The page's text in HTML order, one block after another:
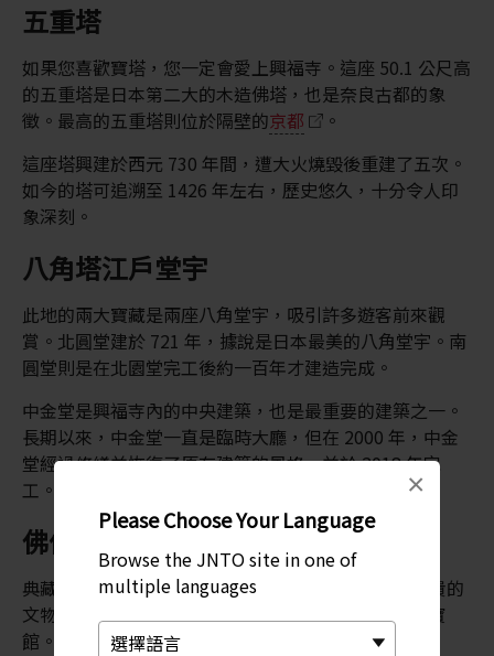
Please Choose Your Language
Browse the JNTO site in one of
multiple languages
×
五重塔
如果您喜歡寶塔，您一定會愛上興福寺。這座 50.1 公尺高
的五重塔是日本第二大的木造佛塔，也是奈良古都的象
徵。最高的五重塔則位於隔壁的京都
。
這座塔興建於西元 730 年間，遭大火燒毀後重建了五次。
如今的塔可追溯至 1426 年左右，歷史悠久，十分令人印
象深刻。
八角塔江戶堂宇
此地的兩大寶藏是兩座八角堂宇，吸引許多遊客前來觀
賞。北圓堂建於 721 年，據說是日本最美的八角堂宇。南
圓堂則是在北園堂完工後約一百年才建造完成。
中金堂是興福寺內的中央建築，也是最重要的建築之一。
長期以來，中金堂一直是臨時大廳，但在 2000 年，中金
堂經過修繕並恢復了原有建築的風格，並於 2018 年完
工。
佛像
典藏了大量來自日本首都歷史奈良
時代許多極其珍貴的
文物和寶藏。大部分珍貴文物現在都陳列在興福寺國寶
館。